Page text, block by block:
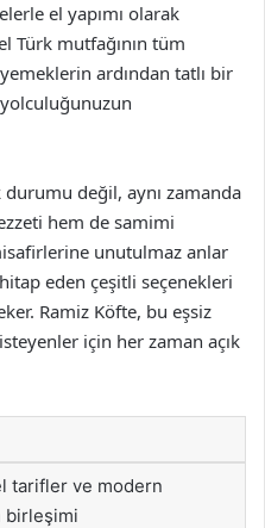
el yapımı olarak
Türk mutfağının tüm
ardından tatlı bir
değil, aynı zamanda
hem de samimi
unutulmaz anlar
eden çeşitli seçenekleri
Ramiz Köfte, bu eşsiz
için her zaman açık
tarifler ve modern
birleşimi